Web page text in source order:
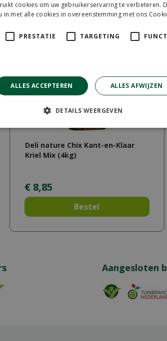
Deli nature Chix Kant-en-Klaar
Kriel Mix (4kg)
€ 8,85
Bestel
Aangesloten
cookies om uw gebruikerservaring te verbeteren.
in met alle cookies in overeenstemming met ons
PRESTATIE TARGETING
ALLES ACCEPTEREN ALLES AFWIJZEN
DETAILS WEERGEVEN